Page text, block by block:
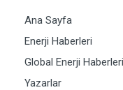
Ana Sayfa
Enerji Haberleri
Global Enerji Haberleri
Yazarlar